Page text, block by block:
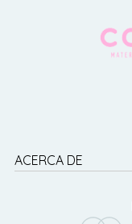
ACERCA DE